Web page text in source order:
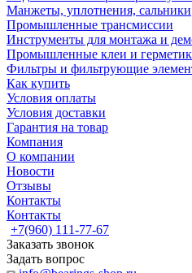
Манжеты, уплотнения, сальники
Промышленные трансмиссии
Инструменты для монтажа и
Промышленные клеи и
Фильтры и фильтрующие
Как купить
Условия оплаты
Условия доставки
Гарантия на товар
Компания
О компании
Новости
Отзывы
Контакты
Контакты
+7(960) 111-77-67
Заказать звонок
Задать вопрос